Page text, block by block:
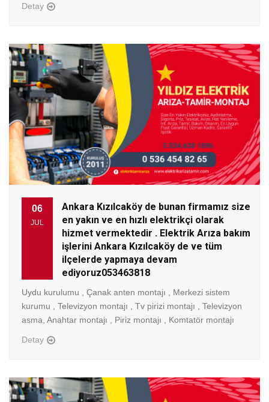
Detay
06
JUL
Ankara Kızılcaköy de bunan firmamız size
en yakın ve en hızlı elektrikçi olarak
hizmet vermektedir . Elektrik Arıza bakım
işlerini Ankara Kızılcaköy de ve tüm
ilçelerde yapmaya devam
ediyoruz053463818
Uydu kurulumu , Çanak anten montajı , Merkezi sistem
kurumu , Televizyon montajı , Tv pirizi montajı , Televizyon
asma, Anahtar montajı , Piriz montajı , Komtatör montajı
Detay